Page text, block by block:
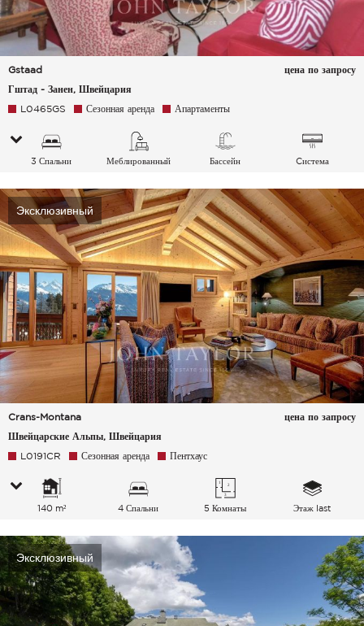
Gstaad
Гштад - Занен, Швейцария
цена по запросу
L0465GS Сезонная аренда Апартаменты
3 Спальни Меблированный Бассейн
Cистема
воздуха
Эксклюзивный
Crans-Montana
Швейцарские Альпы, Швейцария
цена по запросу
L0191CR Сезонная аренда Пентхаус
140 m² 4 Спальни 5 Комнаты Этаж last
Эксклюзивный